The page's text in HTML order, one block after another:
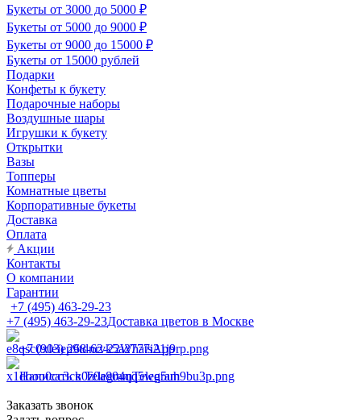
Букеты от 3000 до 5000 ₽
Букеты от 5000 до 9000 ₽
Букеты от 9000 до 15000 ₽
Букеты от 15000 рублей
Подарки
Конфеты к букету
Подарочные наборы
Воздушные шары
Игрушки к букету
Открытки
Вазы
Топперы
Комнатные цветы
Корпоративные букеты
Доставка
Оплата
Акции
Контакты
О компании
Гарантии
+7 (495) 463-29-23
+7 (495) 463-29-23Доставка цветов в Москве
+7 (903) 268-62-22WhatsApp
Написать в TelegramTelegram
Заказать звонок